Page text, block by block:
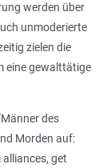
werden über
unmoderierte
zielen die
eine gewalttätige
Männer des
Morden auf:
get